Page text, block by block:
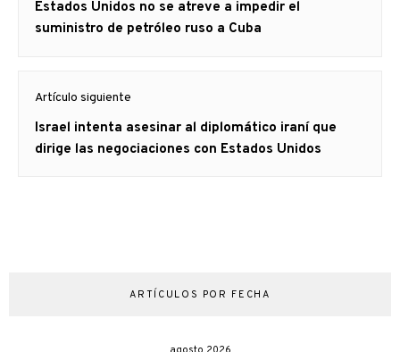
entradas
Artículo
anterior
Estados Unidos no se atreve a impedir el
suministro de petróleo ruso a Cuba
Artículo siguiente
Artículo
siguiente:
Israel intenta asesinar al diplomático iraní que
dirige las negociaciones con Estados Unidos
ARTÍCULOS POR FECHA